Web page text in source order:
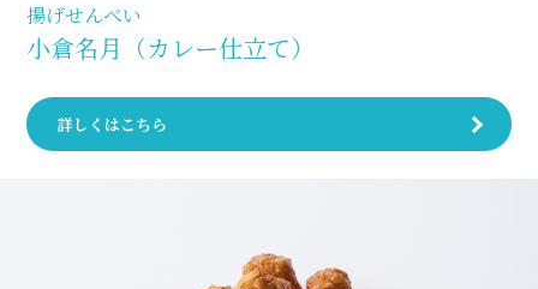
揚げせんべい
小倉名月（カレー仕立て）
詳しくはこちら